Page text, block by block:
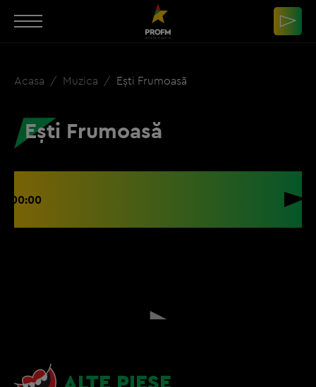
Acasa Muzica Ești Frumoasă
Ești Frumoasă
00:00